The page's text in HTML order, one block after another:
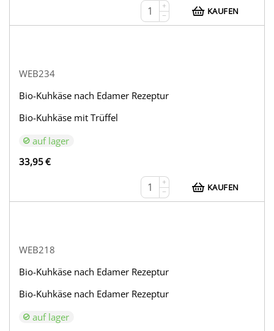
+
−
KAUFEN
WEB234
Bio-Kuhkäse nach Edamer Rezeptur
Bio-Kuhkäse mit Trüffel
auf lager
33,95€
+
−
KAUFEN
WEB218
Bio-Kuhkäse nach Edamer Rezeptur
Bio-Kuhkäse nach Edamer Rezeptur
auf lager